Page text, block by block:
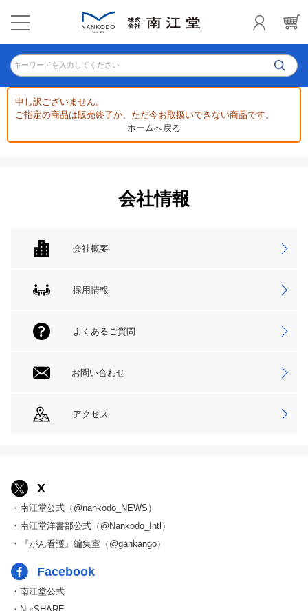
キーワードを入力してください
申し訳ございません。
ご指定の商品は販売終了か、ただ今お取扱いできない商品です。
ホームへ戻る
会社情報
会社概要
採用情報
よくあるご質問
お問い合わせ
アクセス
X
・南江堂公式（@nankodo_NEWS）
・南江堂洋書部公式（@Nankodo_Intl）
・『がん看護』編集室（@gankango）
Facebook
・南江堂公式